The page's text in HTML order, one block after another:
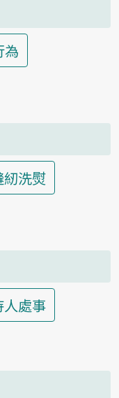
為
紉洗熨
人處事